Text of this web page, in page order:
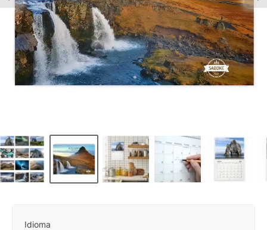
Idioma